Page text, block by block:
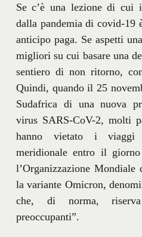
Se c’è una lezione di cui
dalla pandemia di covid-19
anticipo paga. Se aspetti
migliori su cui basare una
sentiero di non ritorno,
Quindi, quando il 25
Sudafrica di una nuova
virus SARS-CoV-2, molti
hanno vietato i viaggi
meridionale entro il
l’Organizzazione
la variante Omicron,
che, di norma,
preoccupanti”.